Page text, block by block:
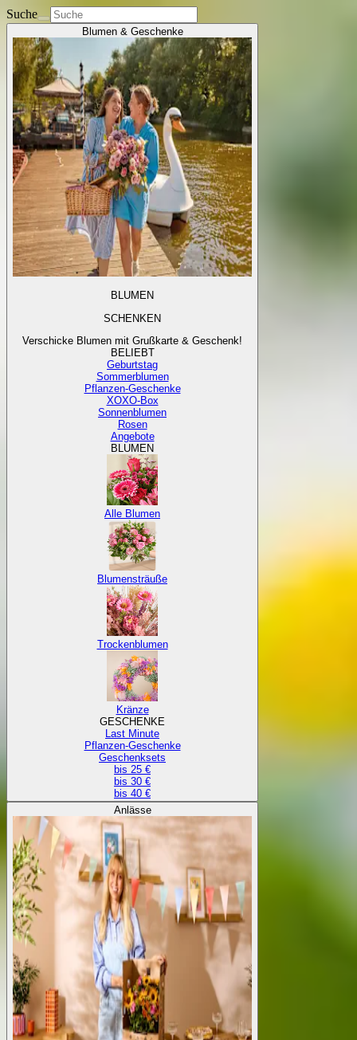
Suche
Blumen & Geschenke
BLUMEN
SCHENKEN
Verschicke Blumen mit Grußkarte & Geschenk!
BELIEBT
Geburtstag
Sommerblumen
Pflanzen-Geschenke
XOXO-Box
Sonnenblumen
Rosen
Angebote
BLUMEN
Alle Blumen
Blumensträuße
Trockenblumen
Kränze
GESCHENKE
Last Minute
Pflanzen-Geschenke
Geschenksets
bis 25 €
bis 30 €
bis 40 €
Anlässe